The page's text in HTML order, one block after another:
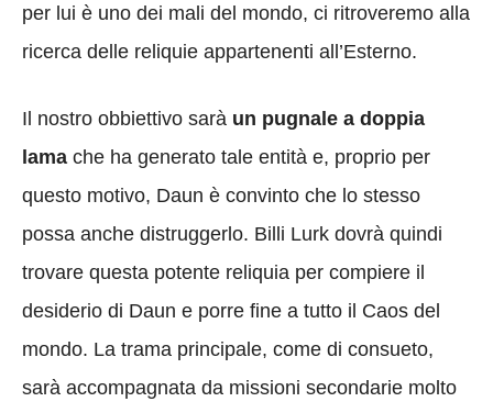
per lui è uno dei mali del mondo, ci ritroveremo alla
ricerca delle reliquie appartenenti all’Esterno.
Il nostro obbiettivo sarà un pugnale a doppia
lama che ha generato tale entità e, proprio per
questo motivo, Daun è convinto che lo stesso
possa anche distruggerlo. Billi Lurk dovrà quindi
trovare questa potente reliquia per compiere il
desiderio di Daun e porre fine a tutto il Caos del
mondo. La trama principale, come di consueto,
sarà accompagnata da missioni secondarie molto